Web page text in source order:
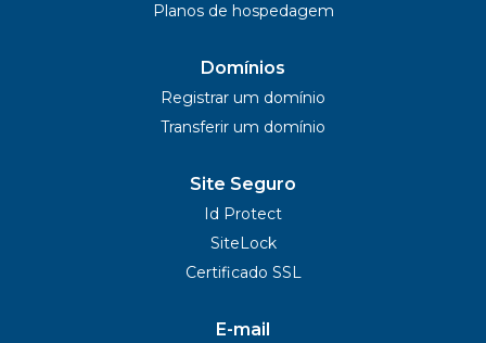
Planos de hospedagem
Domínios
Registrar um domínio
Transferir um domínio
Site Seguro
Id Protect
SiteLock
Certificado SSL
E-mail